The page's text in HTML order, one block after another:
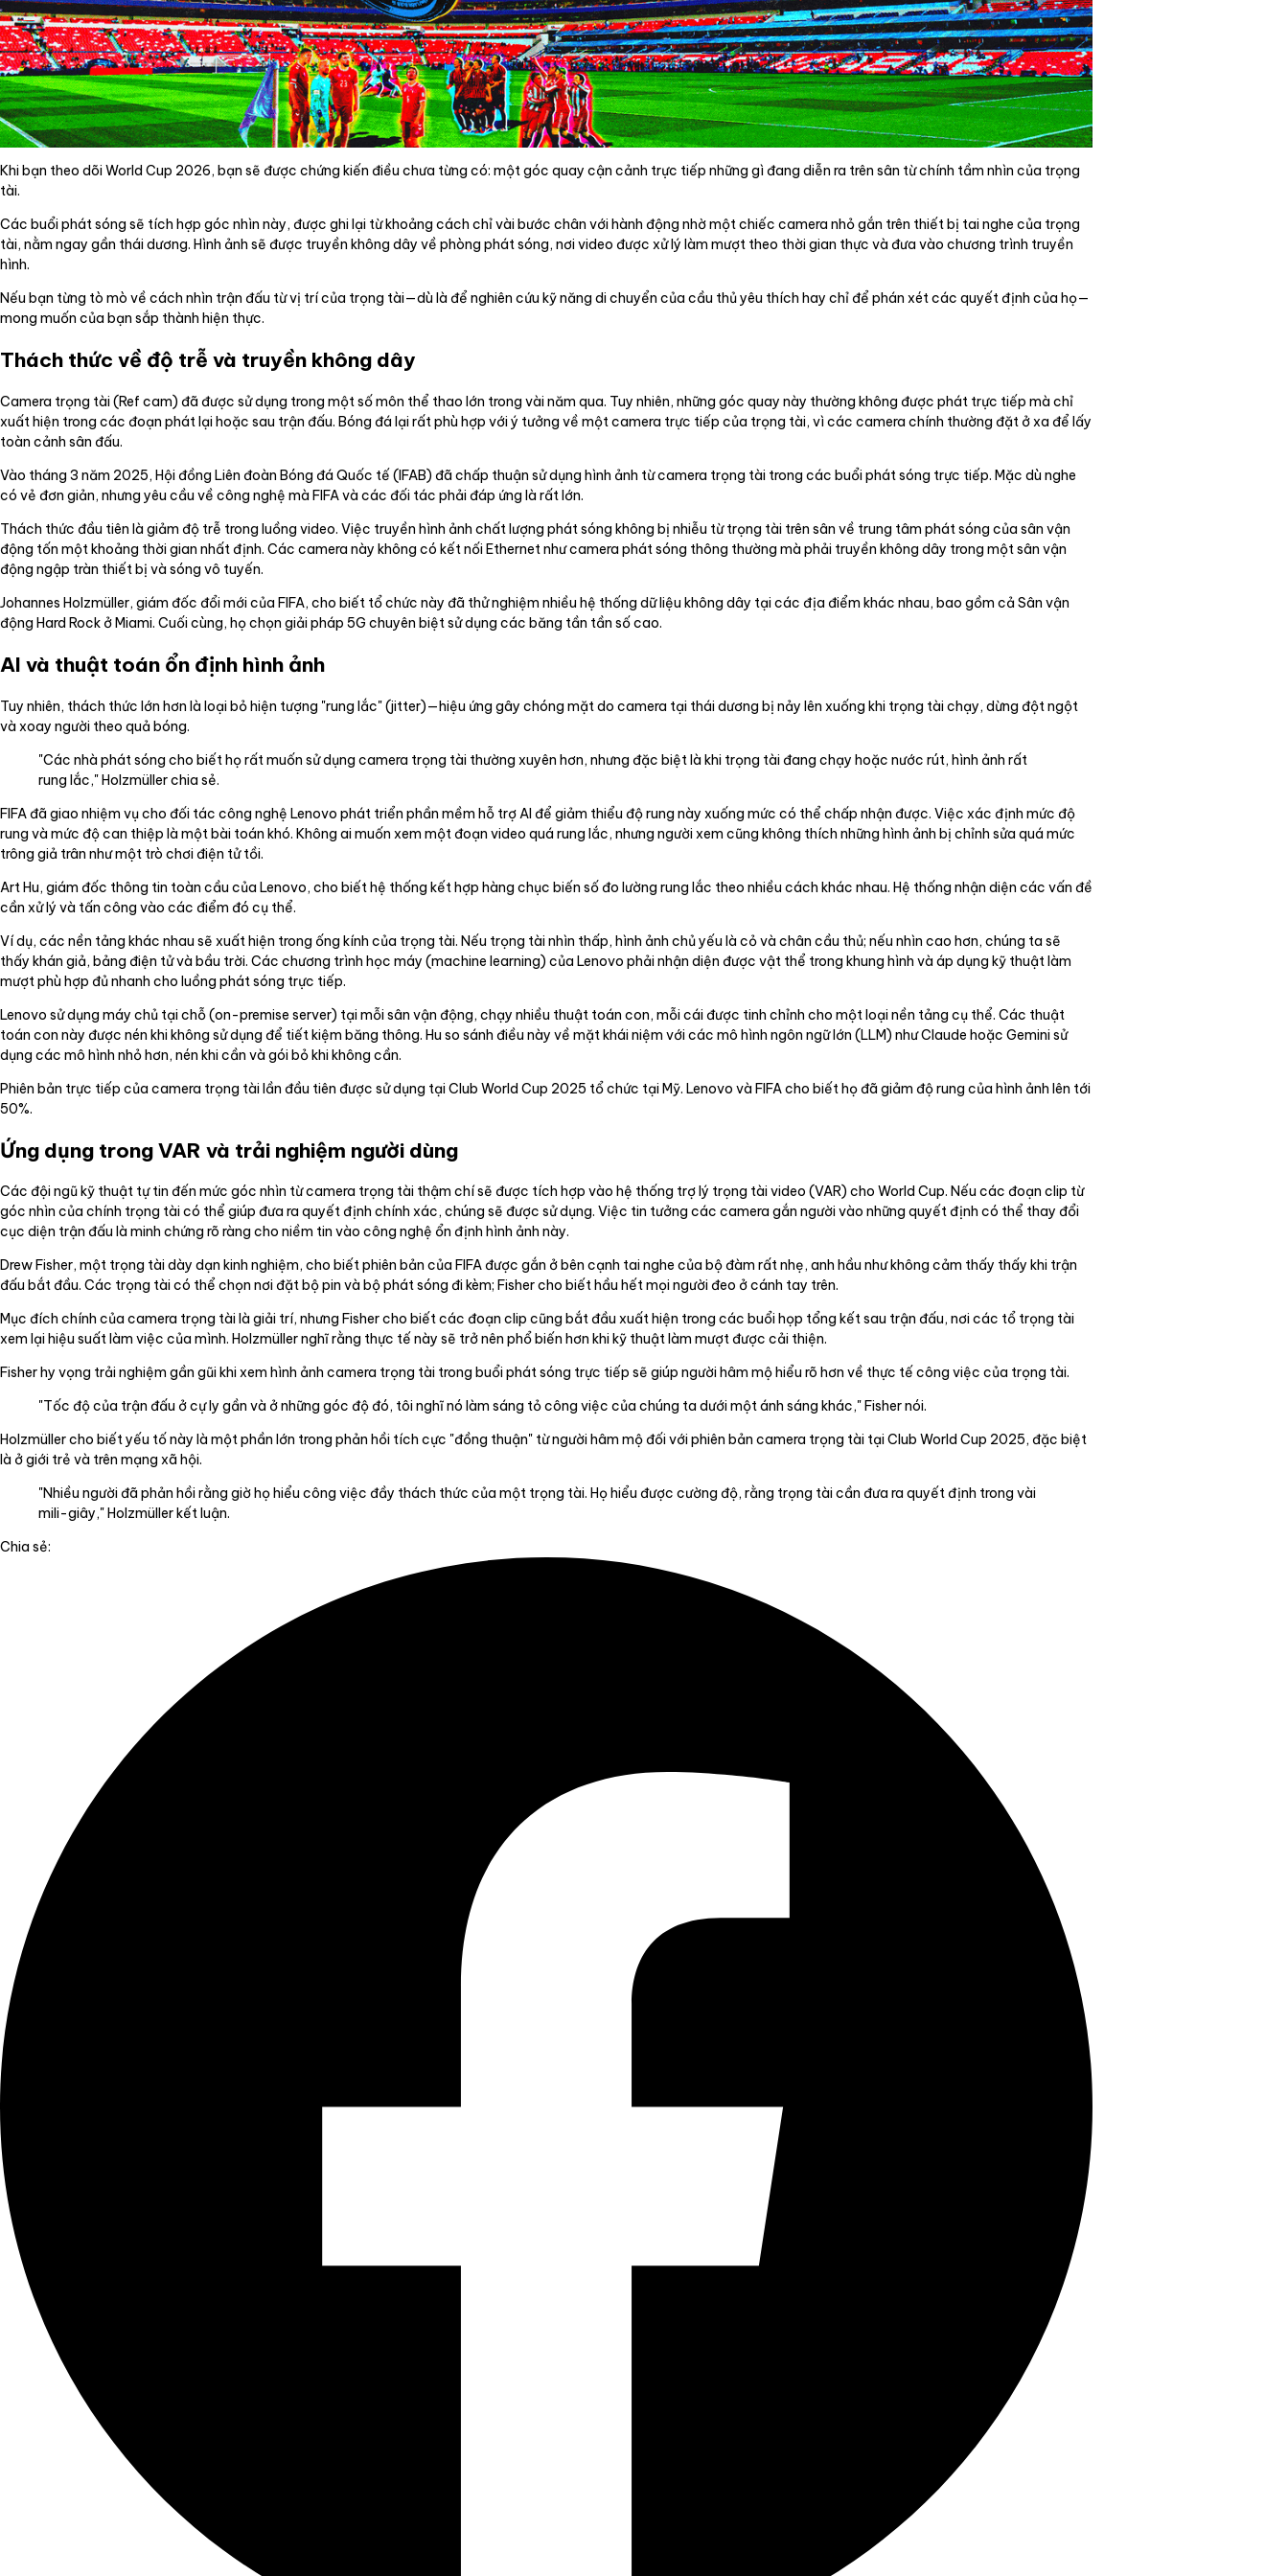
Khi bạn theo dõi World Cup 2026, bạn sẽ được chứng kiến điều chưa từng có: một góc quay cận cảnh trực tiếp những gì đang diễn ra trên sân từ chính tầm nhìn của trọng
tài.
Các buổi phát sóng sẽ tích hợp góc nhìn này, được ghi lại từ khoảng cách chỉ vài bước chân với hành động nhờ một chiếc camera nhỏ gắn trên thiết bị tai nghe của trọng
tài, nằm ngay gần thái dương. Hình ảnh sẽ được truyền không dây về phòng phát sóng, nơi video được xử lý làm mượt theo thời gian thực và đưa vào chương trình truyền
hình.
Nếu bạn từng tò mò về cách nhìn trận đấu từ vị trí của trọng tài—dù là để nghiên cứu kỹ năng di chuyển của cầu thủ yêu thích hay chỉ để phán xét các quyết định của họ—
mong muốn của bạn sắp thành hiện thực.
Thách thức về độ trễ và truyền không dây
Camera trọng tài (Ref cam) đã được sử dụng trong một số môn thể thao lớn trong vài năm qua. Tuy nhiên, những góc quay này thường không được phát trực tiếp mà chỉ
xuất hiện trong các đoạn phát lại hoặc sau trận đấu. Bóng đá lại rất phù hợp với ý tưởng về một camera trực tiếp của trọng tài, vì các camera chính thường đặt ở xa để lấy
toàn cảnh sân đấu.
Vào tháng 3 năm 2025, Hội đồng Liên đoàn Bóng đá Quốc tế (IFAB) đã chấp thuận sử dụng hình ảnh từ camera trọng tài trong các buổi phát sóng trực tiếp. Mặc dù nghe
có vẻ đơn giản, nhưng yêu cầu về công nghệ mà FIFA và các đối tác phải đáp ứng là rất lớn.
Thách thức đầu tiên là giảm độ trễ trong luồng video. Việc truyền hình ảnh chất lượng phát sóng không bị nhiễu từ trọng tài trên sân về trung tâm phát sóng của sân vận
động tốn một khoảng thời gian nhất định. Các camera này không có kết nối Ethernet như camera phát sóng thông thường mà phải truyền không dây trong một sân vận
động ngập tràn thiết bị và sóng vô tuyến.
Johannes Holzmüller, giám đốc đổi mới của FIFA, cho biết tổ chức này đã thử nghiệm nhiều hệ thống dữ liệu không dây tại các địa điểm khác nhau, bao gồm cả Sân vận
động Hard Rock ở Miami. Cuối cùng, họ chọn giải pháp 5G chuyên biệt sử dụng các băng tần tần số cao.
AI và thuật toán ổn định hình ảnh
Tuy nhiên, thách thức lớn hơn là loại bỏ hiện tượng "rung lắc" (jitter)—hiệu ứng gây chóng mặt do camera tại thái dương bị nảy lên xuống khi trọng tài chạy, dừng đột ngột
và xoay người theo quả bóng.
"Các nhà phát sóng cho biết họ rất muốn sử dụng camera trọng tài thường xuyên hơn, nhưng đặc biệt là khi trọng tài đang chạy hoặc nước rút, hình ảnh rất
rung lắc," Holzmüller chia sẻ.
FIFA đã giao nhiệm vụ cho đối tác công nghệ Lenovo phát triển phần mềm hỗ trợ AI để giảm thiểu độ rung này xuống mức có thể chấp nhận được. Việc xác định mức độ
rung và mức độ can thiệp là một bài toán khó. Không ai muốn xem một đoạn video quá rung lắc, nhưng người xem cũng không thích những hình ảnh bị chỉnh sửa quá mức
trông giả trân như một trò chơi điện tử tồi.
Art Hu, giám đốc thông tin toàn cầu của Lenovo, cho biết hệ thống kết hợp hàng chục biến số đo lường rung lắc theo nhiều cách khác nhau. Hệ thống nhận diện các vấn đề
cần xử lý và tấn công vào các điểm đó cụ thể.
Ví dụ, các nền tảng khác nhau sẽ xuất hiện trong ống kính của trọng tài. Nếu trọng tài nhìn thấp, hình ảnh chủ yếu là cỏ và chân cầu thủ; nếu nhìn cao hơn, chúng ta sẽ
thấy khán giả, bảng điện tử và bầu trời. Các chương trình học máy (machine learning) của Lenovo phải nhận diện được vật thể trong khung hình và áp dụng kỹ thuật làm
mượt phù hợp đủ nhanh cho luồng phát sóng trực tiếp.
Lenovo sử dụng máy chủ tại chỗ (on-premise server) tại mỗi sân vận động, chạy nhiều thuật toán con, mỗi cái được tinh chỉnh cho một loại nền tảng cụ thể. Các thuật
toán con này được nén khi không sử dụng để tiết kiệm băng thông. Hu so sánh điều này về mặt khái niệm với các mô hình ngôn ngữ lớn (LLM) như Claude hoặc Gemini sử
dụng các mô hình nhỏ hơn, nén khi cần và gói bỏ khi không cần.
Phiên bản trực tiếp của camera trọng tài lần đầu tiên được sử dụng tại Club World Cup 2025 tổ chức tại Mỹ. Lenovo và FIFA cho biết họ đã giảm độ rung của hình ảnh lên tới
50%.
Ứng dụng trong VAR và trải nghiệm người dùng
Các đội ngũ kỹ thuật tự tin đến mức góc nhìn từ camera trọng tài thậm chí sẽ được tích hợp vào hệ thống trợ lý trọng tài video (VAR) cho World Cup. Nếu các đoạn clip từ
góc nhìn của chính trọng tài có thể giúp đưa ra quyết định chính xác, chúng sẽ được sử dụng. Việc tin tưởng các camera gắn người vào những quyết định có thể thay đổi
cục diện trận đấu là minh chứng rõ ràng cho niềm tin vào công nghệ ổn định hình ảnh này.
Drew Fisher, một trọng tài dày dạn kinh nghiệm, cho biết phiên bản của FIFA được gắn ở bên cạnh tai nghe của bộ đàm rất nhẹ, anh hầu như không cảm thấy thấy khi trận
đấu bắt đầu. Các trọng tài có thể chọn nơi đặt bộ pin và bộ phát sóng đi kèm; Fisher cho biết hầu hết mọi người đeo ở cánh tay trên.
Mục đích chính của camera trọng tài là giải trí, nhưng Fisher cho biết các đoạn clip cũng bắt đầu xuất hiện trong các buổi họp tổng kết sau trận đấu, nơi các tổ trọng tài
xem lại hiệu suất làm việc của mình. Holzmüller nghĩ rằng thực tế này sẽ trở nên phổ biến hơn khi kỹ thuật làm mượt được cải thiện.
Fisher hy vọng trải nghiệm gần gũi khi xem hình ảnh camera trọng tài trong buổi phát sóng trực tiếp sẽ giúp người hâm mộ hiểu rõ hơn về thực tế công việc của trọng tài.
"Tốc độ của trận đấu ở cự ly gần và ở những góc độ đó, tôi nghĩ nó làm sáng tỏ công việc của chúng ta dưới một ánh sáng khác," Fisher nói.
Holzmüller cho biết yếu tố này là một phần lớn trong phản hồi tích cực "đồng thuận" từ người hâm mộ đối với phiên bản camera trọng tài tại Club World Cup 2025, đặc biệt
là ở giới trẻ và trên mạng xã hội.
"Nhiều người đã phản hồi rằng giờ họ hiểu công việc đầy thách thức của một trọng tài. Họ hiểu được cường độ, rằng trọng tài cần đưa ra quyết định trong vài
mili-giây," Holzmüller kết luận.
Chia sẻ: